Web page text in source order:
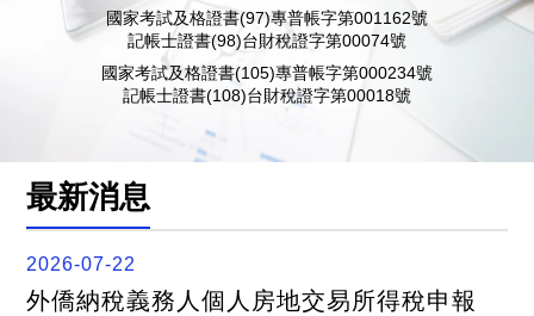
連
國家考試及格證書(97)專普帳字第001162號
記帳士證書(98)台財稅證字第00074號
國家考試及格證書(105)專普帳字第000234號
記帳士證書(108)台財稅證字第00018號
最新消息
2026-07-22
外僑納稅義務人個人房地交易所得稅申報